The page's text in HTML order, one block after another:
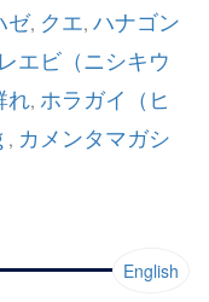
ゼ, クエ,ハナゴン
エビ（ニシキウ
れ, ホラガイ（ヒ
, カメンタマガシ
English